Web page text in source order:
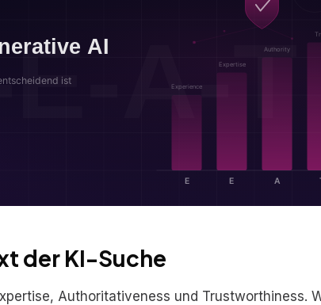
der KI-Suche
Authoritativeness und Trustworthiness.